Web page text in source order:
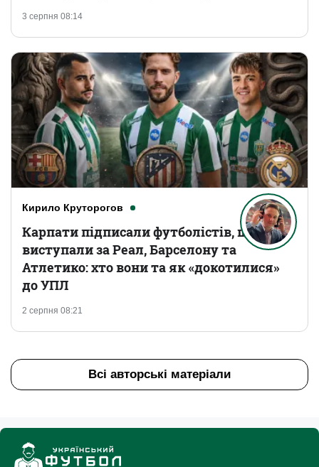
3 серпня 08:14
Кирило Круторогов
2 серпня 08:21
Карпати підписали футболістів, що
виступали за Реал, Барселону та
Атлетико: хто вони та як «докотилися»
до УПЛ
Всі авторські матеріали